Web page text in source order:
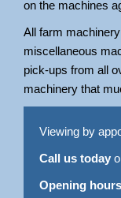
on the machines
All farm
miscellaneous
pick-ups from all
machinery that
Viewing by
Call us today
Opening